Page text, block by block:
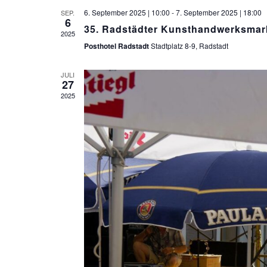
SEP.
6
2025
6. September 2025 | 10:00 -7. September 2025 | 18:00
35. Radstädter
Posthotel RadstadtStadtplatz 8-9, Radstadt
JULI
27
2025